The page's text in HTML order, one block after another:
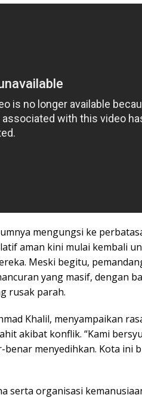
mengungsi ke
aman kini mulai kembali
Meski begitu,
yang masif, dengan
rusak parah.
Khalil, menyampaikan
akibat konflik. “Kami
benar menyedihkan. Kota ini
serta organisasi